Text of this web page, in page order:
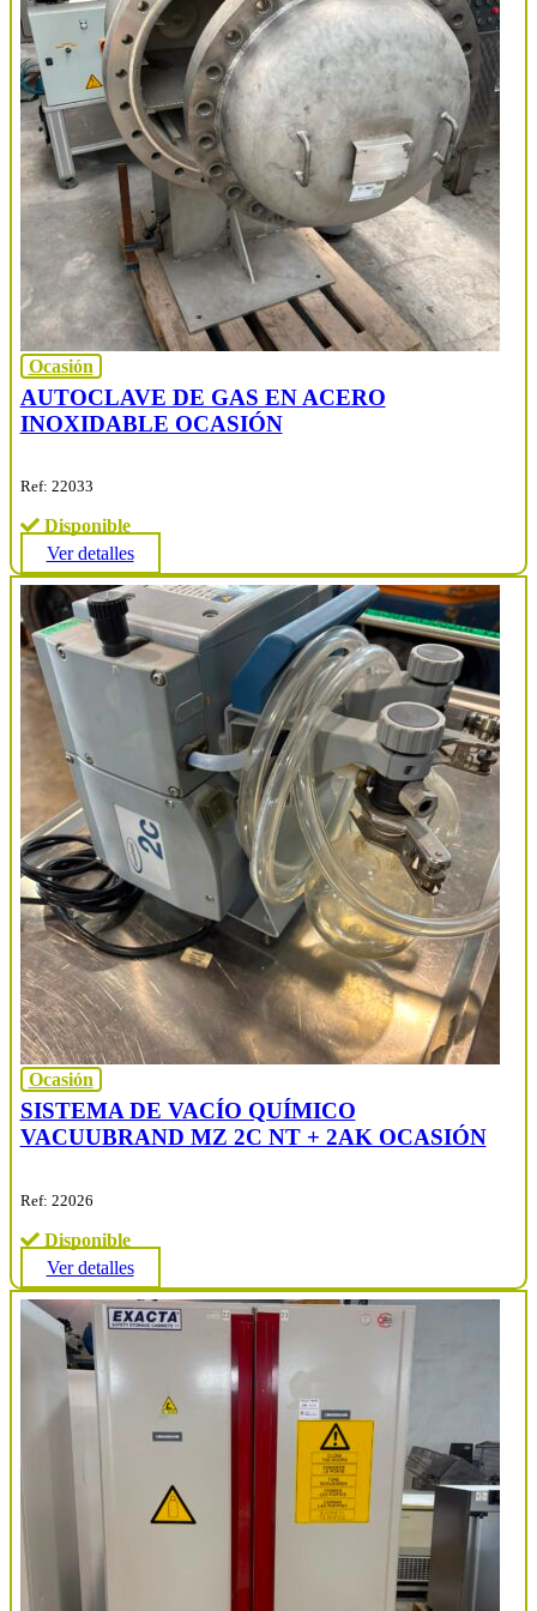
Ocasión
AUTOCLAVE DE GAS EN ACERO
INOXIDABLE OCASIÓN
Ref: 22033
Disponible
Ver detalles
Ocasión
SISTEMA DE VACÍO QUÍMICO
VACUUBRAND MZ 2C NT + 2AK OCASIÓN
Ref: 22026
Disponible
Ver detalles